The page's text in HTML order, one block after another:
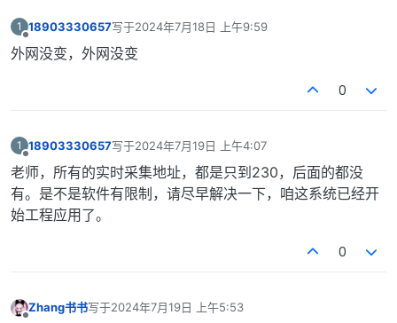
1 18903330657写于2024年7月18日 上午9:59
最后由 编辑
外网没变，外网没变
0
1 18903330657写于2024年7月19日 上午4:07
最后由 编辑
老师，所有的实时采集地址，都是只到230，后面的都没
有。是不是软件有限制，请尽早解决一下，咱这系统已经开
始工程应用了。
0
Zhang书书写于2024年7月19日 上午5:53
最后由 编辑